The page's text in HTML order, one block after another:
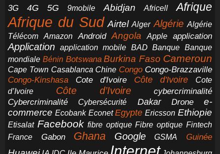
3G 4G 5G 9mobile Abidjan Africell Afrique
Afrique du Sud Airtel Alger Algérie Algérie
Télécom
Amazon Android Angola Apple application
Application application mobile BAD Banque Banque
mondiale Bénin Botswana Burkina Faso Cameroun
Cape Town Casablanca Chine Congo Congo-Brazzaville
Congo-Kinshasa Cote d'Ivoire Côte d'Ivoire
Cote
d’Ivoire
Côte d’Ivoire
cybercriminalité
Cybercriminalité
Cybersécurité Dakar Drone
e-
commerce Ecobank Econet Egypte Ericsson Ethiopie
Etisalat Facebook fibre optique Fibre optique Fintech
France
Gabon Ghana Google GSMA Guinée